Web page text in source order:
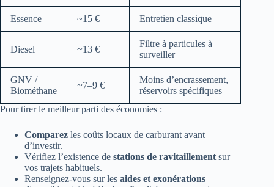
Essence ~15 € Entretien classique
Diesel ~13 €
Filtre à particules à
surveiller
GNV /
Biométhane
~7–9 €
Moins d’encrassement,
réservoirs spécifiques
Pour tirer le meilleur parti des économies :
Comparez les coûts locaux de carburant avant
d’investir.
Vérifiez l’existence de stations de ravitaillementsur
vos trajets habituels.
Renseignez-vous sur les aides et exonérations